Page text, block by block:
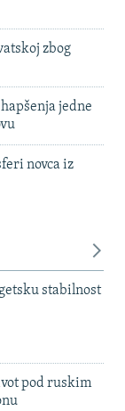
zbog
jedne
novca iz
stabilnost
pod ruskim